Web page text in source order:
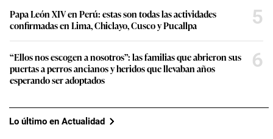
Papa León XIV en Perú: estas son todas las actividades
confirmadas en Lima, Chiclayo, Cusco y Pucallpa
5
“Ellos nos escogen a nosotros”: las familias que abrieron sus
puertas a perros ancianos y heridos que llevaban años
esperando ser adoptados
6
Lo último en Actualidad